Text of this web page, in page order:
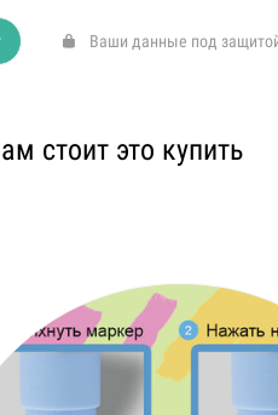
Ваши данные под
стоит это купить